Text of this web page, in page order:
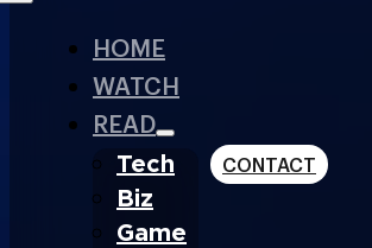
HOME
WATCH
READ
Tech
Biz
Game
CONTACT